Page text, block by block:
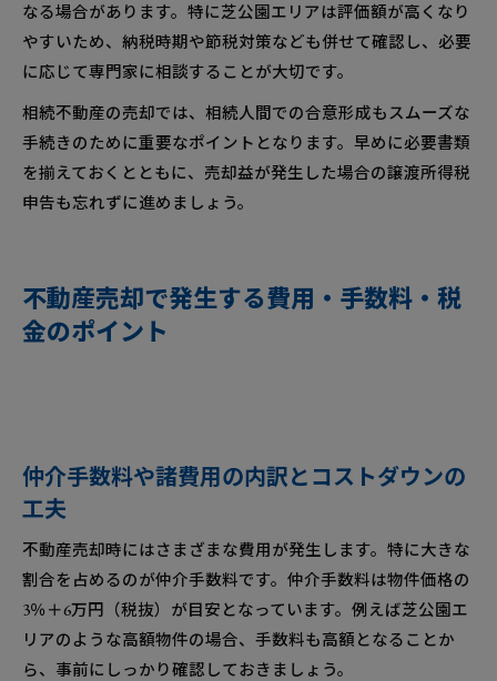
なる場合があります。特に芝公園エリアは評価額が高くなり
やすいため、納税時期や節税対策なども併せて確認し、必要
に応じて専門家に相談することが大切です。
相続不動産の売却では、相続人間での合意形成もスムーズな
手続きのために重要なポイントとなります。早めに必要書類
を揃えておくとともに、売却益が発生した場合の譲渡所得税
申告も忘れずに進めましょう。
不動産売却で発生する費用・手数料・税
金のポイント
仲介手数料や諸費用の内訳とコストダウンの
工夫
不動産売却時にはさまざまな費用が発生します。特に大きな
割合を占めるのが仲介手数料です。仲介手数料は物件価格の
3％＋6万円（税抜）が目安となっています。例えば芝公園エ
リアのような高額物件の場合、手数料も高額となることか
ら、事前にしっかり確認しておきましょう。